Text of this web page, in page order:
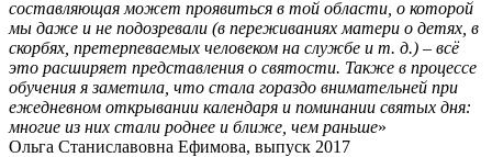
составляющая может проявиться в той области, о которой
мы даже и не подозревали (в переживаниях матери о детях, в
скорбях, претерпеваемых человеком на службе и т. д.) – всё
это расширяет представления о святости. Также в процессе
обучения я заметила, что стала гораздо внимательней при
ежедневном открывании календаря и поминании святых дня:
многие из них стали роднее и ближе, чем раньше»
Ольга Станиславовна Ефимова, выпуск 2017